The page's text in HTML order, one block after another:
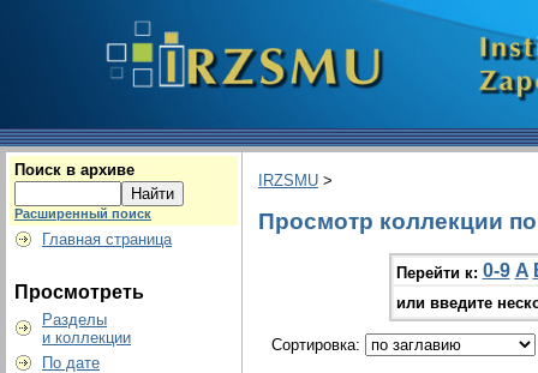
Поиск в архиве
Расширенный поиск
Главная страница
Просмотреть
Разделы
и коллекции
По дате
IRZSMU >
Просмотр коллекции
Перейти к: 0-9 A
или введите
Сортировка: